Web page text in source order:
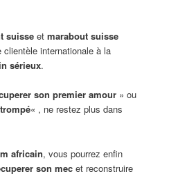
suisse etmarabout suisse
clientèle internationale à la
sérieux.
son premier amour » ou
« , ne restez plus dans
africain, vous pourrez enfin
son mec et reconstruire